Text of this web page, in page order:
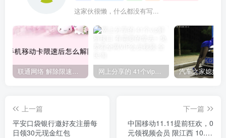
这家伙很懒，什么都没有写...
上一篇
平安口袋银行邀好友注册每
日领30元现金红包
下一篇
中国移动11.11提前狂欢，0
元领视频会员 限江西 10.31